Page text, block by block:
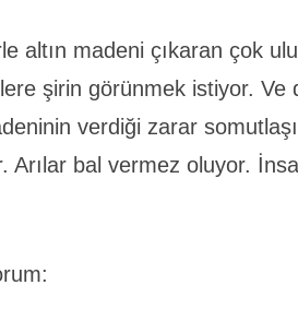
altın madeni çıkaran çok
şirin görünmek istiyor. Ve
verdiği zarar
Arılar bal vermez oluyor.